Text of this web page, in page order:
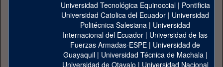
Universidad Tecnológica Equinoccial| Pontificia
Universidad Catolica del Ecuador | Universidad
Politécnica Salesiana | Universidad
Internacional del Ecuador | Universidad de las
Fuerzas Armadas-ESPE | Universidad de
Guayaquil| Universidad Técnica de Machala|
Universidad de Otavalo | Universidad Nacional